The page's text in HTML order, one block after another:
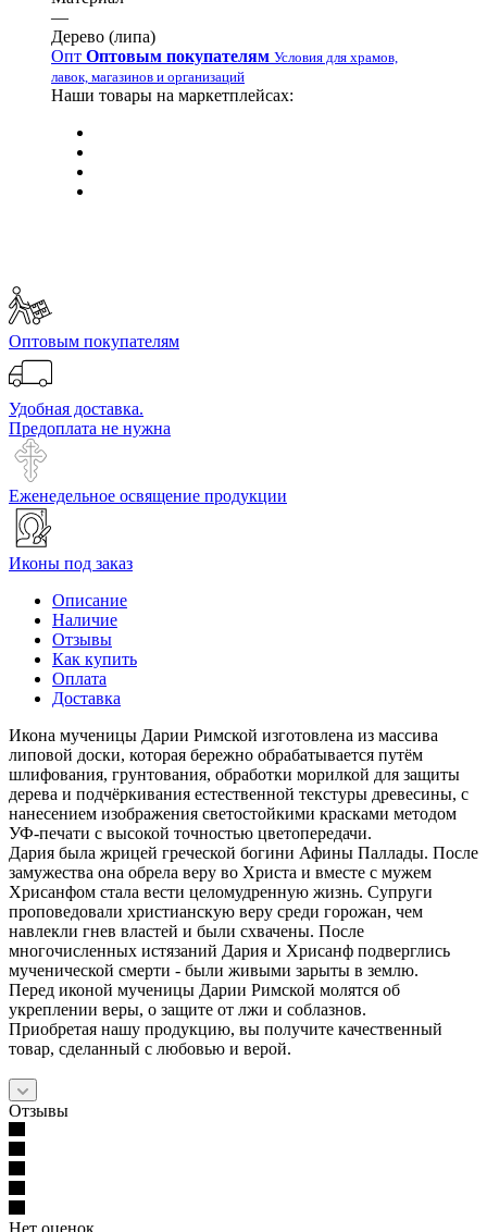
—
Дерево (липа)
Опт Оптовым покупателям Условия для храмов,
лавок, магазинов и организаций
Наши товары на маркетплейсах:
Оптовым покупателям
Удобная доставка.
Предоплата не нужна
Еженедельное освящение продукции
Иконы под заказ
Описание
Наличие
Отзывы
Как купить
Оплата
Доставка
Икона мученицы Дарии Римской изготовлена из массива
липовой доски, которая бережно обрабатывается путём
шлифования, грунтования, обработки морилкой для защиты
дерева и подчёркивания естественной текстуры древесины, с
нанесением изображения светостойкими красками методом
УФ-печати с высокой точностью цветопередачи.
Дария была жрицей греческой богини Афины Паллады. После
замужества она обрела веру во Христа и вместе с мужем
Хрисанфом стала вести целомудренную жизнь. Супруги
проповедовали христианскую веру среди горожан, чем
навлекли гнев властей и были схвачены. После
многочисленных истязаний Дария и Хрисанф подверглись
мученической смерти - были живыми зарыты в землю.
Перед иконой мученицы Дарии Римской молятся об
укреплении веры, о защите от лжи и соблазнов.
Приобретая нашу продукцию, вы получите качественный
товар, сделанный с любовью и верой.
Отзывы
Нет оценок